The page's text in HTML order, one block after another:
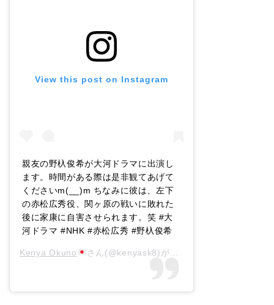
View this post on Instagram
親友の野杁俊希が大河ドラマに出演し
ます。時間がある際は是非観てあげて
くださいm(__)m ちなみに彼は、左下
の赤松広秀役、関ヶ原の戦いに敗れた
後に家康に自害させられます。笑 #大
河ドラマ #NHK #赤松広秀 #野杁俊希
Kenya Okuno さん(@kenyask8)がシェアした投稿 –